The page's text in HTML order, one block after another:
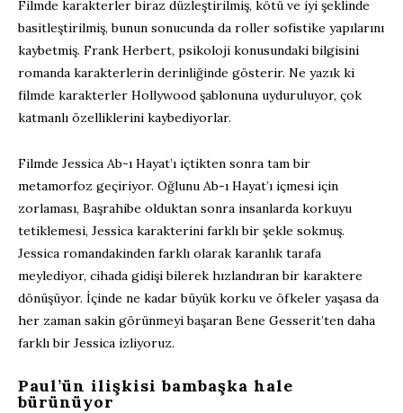
Filmde karakterler biraz düzleştirilmiş, kötü ve iyi şeklinde
basitleştirilmiş, bunun sonucunda da roller sofistike yapılarını
kaybetmiş. Frank Herbert, psikoloji konusundaki bilgisini
romanda karakterlerin derinliğinde gösterir. Ne yazık ki
filmde karakterler Hollywood şablonuna uyduruluyor, çok
katmanlı özelliklerini kaybediyorlar.
Filmde Jessica Ab-ı Hayat’ı içtikten sonra tam bir
metamorfoz geçiriyor. Oğlunu Ab-ı Hayat’ı içmesi için
zorlaması, Başrahibe olduktan sonra insanlarda korkuyu
tetiklemesi, Jessica karakterini farklı bir şekle sokmuş.
Jessica romandakinden farklı olarak karanlık tarafa
meylediyor, cihada gidişi bilerek hızlandıran bir karaktere
dönüşüyor. İçinde ne kadar büyük korku ve öfkeler yaşasa da
her zaman sakin görünmeyi başaran Bene Gesserit’ten daha
farklı bir Jessica izliyoruz.
Paul’ün ilişkisi bambaşka hale
bürünüyor